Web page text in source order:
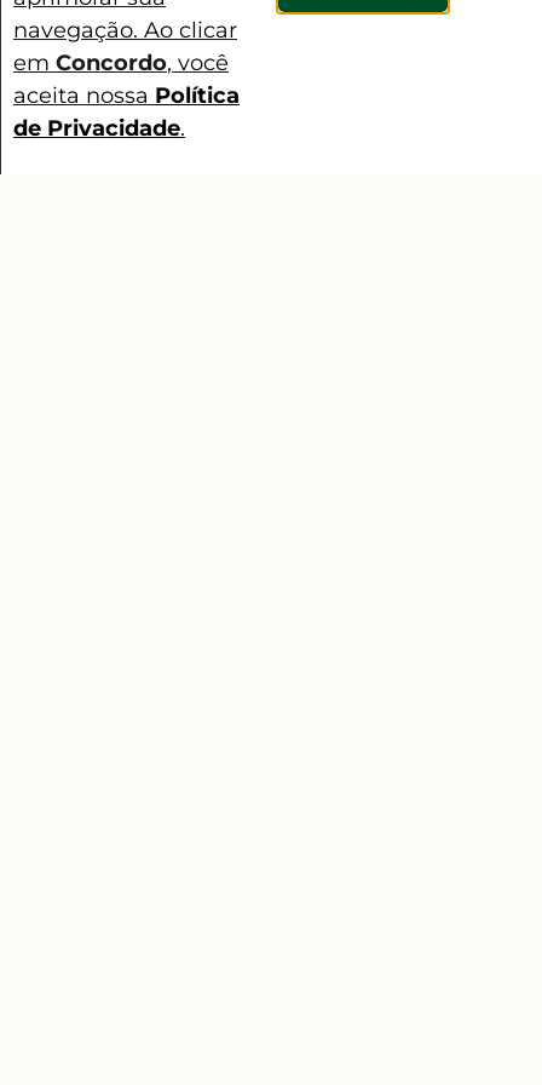
e sustentabilidade. Assim, o FIP
é um esforço coletivo para
atingir os indicadores de
qualidade, garantindo uma
pesca sustentável.
navegação. Ao clicar
em Concordo, você
aceita nossa Política
de Privacidade.